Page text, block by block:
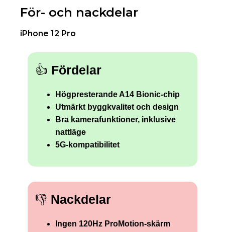
För- och nackdelar
iPhone 12 Pro
👍 Fördelar
Högpresterande A14 Bionic-chip
Utmärkt byggkvalitet och design
Bra kamerafunktioner, inklusive
nattläge
5G-kompatibilitet
👎 Nackdelar
Ingen 120Hz ProMotion-skärm